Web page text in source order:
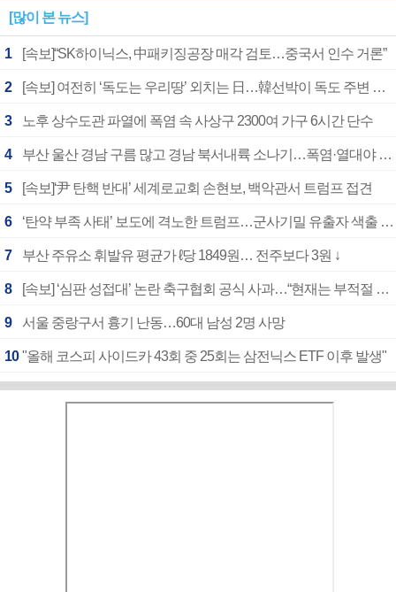
[많이 본 뉴스]
1 [속보]“SK하이닉스, 中패키징공장 매각 검토…중국서 인수 거론”
2 [속보] 여전히 ‘독도는 우리땅’ 외치는 日…韓선박이 독도 주변 해양조사 활동하자 반발
3 노후 상수도관 파열에 폭염 속 사상구 2300여 가구 6시간 단수
4 부산 울산 경남 구름 많고 경남 북서내륙 소나기…폭염·열대야 계속
5 [속보]‘尹 탄핵 반대’ 세계로교회 손현보, 백악관서 트럼프 접견
6 ‘탄약 부족 사태’ 보도에 격노한 트럼프…군사기밀 유출자 색출 지시
7 부산 주유소 휘발유 평균가 ℓ당 1849원… 전주보다 3원 ↓
8 [속보] ‘심판 성접대’ 논란 축구협회 공식 사과…“현재는 부적절 행위 없어”
9 서울 중랑구서 흉기 난동…60대 남성 2명 사망
10 "올해 코스피 사이드카 43회 중 25회는 삼전닉스 ETF 이후 발생"